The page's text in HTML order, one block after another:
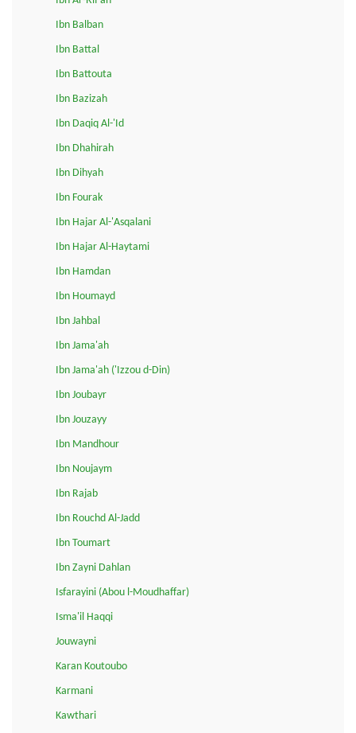
Ibn Balban
Ibn Battal
Ibn Battouta
Ibn Bazizah
Ibn Daqiq Al-'Id
Ibn Dhahirah
Ibn Dihyah
Ibn Fourak
Ibn Hajar Al-'Asqalani
Ibn Hajar Al-Haytami
Ibn Hamdan
Ibn Houmayd
Ibn Jahbal
Ibn Jama'ah
Ibn Jama'ah ('Izzou d-Din)
Ibn Joubayr
Ibn Jouzayy
Ibn Mandhour
Ibn Noujaym
Ibn Rajab
Ibn Rouchd Al-Jadd
Ibn Toumart
Ibn Zayni Dahlan
Isfarayini (Abou l-Moudhaffar)
Isma'il Haqqi
Jouwayni
Karan Koutoubo
Karmani
Kawthari